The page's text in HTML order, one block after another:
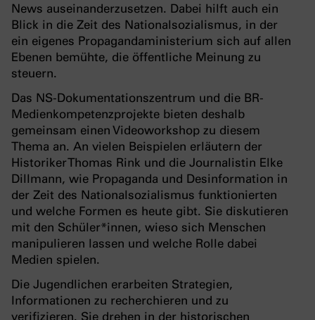
News auseinanderzusetzen. Dabei hilft auch ein
Blick in die Zeit des Nationalsozialismus, in der
ein eigenes Propagandaministerium sich auf allen
Ebenen bemühte, die öffentliche Meinung zu
steuern.
Das NS-Dokumentationszentrum und die BR-
Medienkompetenzprojekte bieten deshalb
gemeinsam einen Videoworkshop zu diesem
Thema an. An vielen Beispielen erläutern der
Historiker Thomas Rink und die Journalistin Elke
Dillmann, wie Propaganda und Desinformation in
der Zeit des Nationalsozialismus funktionierten
und welche Formen es heute gibt. Sie diskutieren
mit den Schüler*innen, wieso sich Menschen
manipulieren lassen und welche Rolle dabei
Medien spielen.
Die Jugendlichen erarbeiten Strategien,
Informationen zu recherchieren und zu
verifizieren. Sie drehen in der historischen